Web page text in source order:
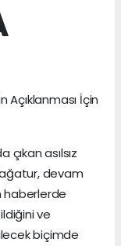
Açıklanması İçin
çıkan asılsız
devam
haberlerde
ve
biçimde